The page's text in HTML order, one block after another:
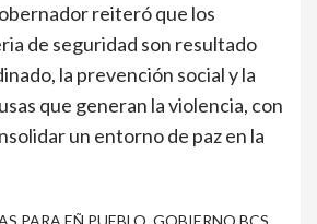
reiteró que los
de seguridad son resultado
la prevención social y la
que generan la violencia, con
un entorno de paz en la